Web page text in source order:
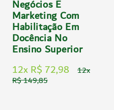
Negócios E
Marketing Com
Habilitação Em
Docência No
Ensino Superior
12x R$ 72,98
12x
R$ 149,85